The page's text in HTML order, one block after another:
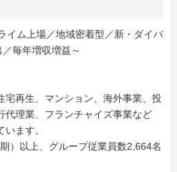
イム上場／地域密着型／新・ダイバ
毎年増収増益～
宅再生、マンション、海外事業、投
代理業、フランチャイズ事業など
ます。
）以上、グループ従業員数2,664名